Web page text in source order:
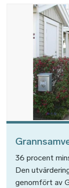
36 procent
Den
genomfört av